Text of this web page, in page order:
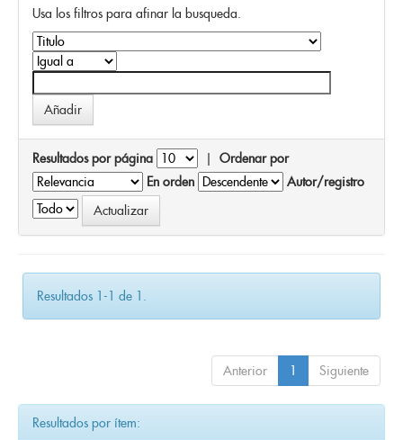
Usa los filtros para afinar la busqueda.
Resultados por página | Ordenar por
En orden
Autor/registro
Resultados 1-1 de 1.
Anterior 1 Siguiente
Resultados por ítem: